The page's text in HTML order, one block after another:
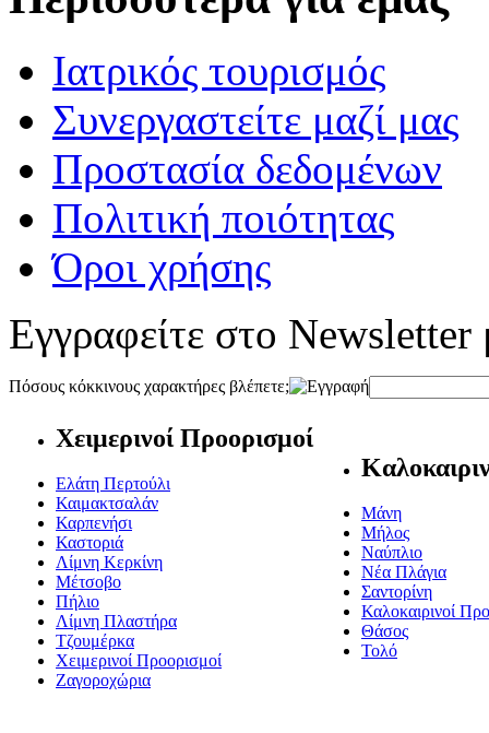
Ιατρικός τουρισμός
Συνεργαστείτε μαζί μας
Προστασία δεδομένων
Πολιτική ποιότητας
Όροι χρήσης
Εγγραφείτε στο Newsletter
Πόσους κόκκινους χαρακτήρες βλέπετε;
Χειμερινοί Προορισμοί
Ελάτη Περτούλι
Καιμακτσαλάν
Καρπενήσι
Καστοριά
Λίμνη Κερκίνη
Μέτσοβο
Πήλιο
Λίμνη Πλαστήρα
Τζουμέρκα
Χειμερινοί Προορισμοί
Ζαγοροχώρια
Μάνη
Μήλος
Ναύπλιο
Νέα Πλάγια
Σαντορίνη
Καλοκαιρινοί
Θάσος
Τολό